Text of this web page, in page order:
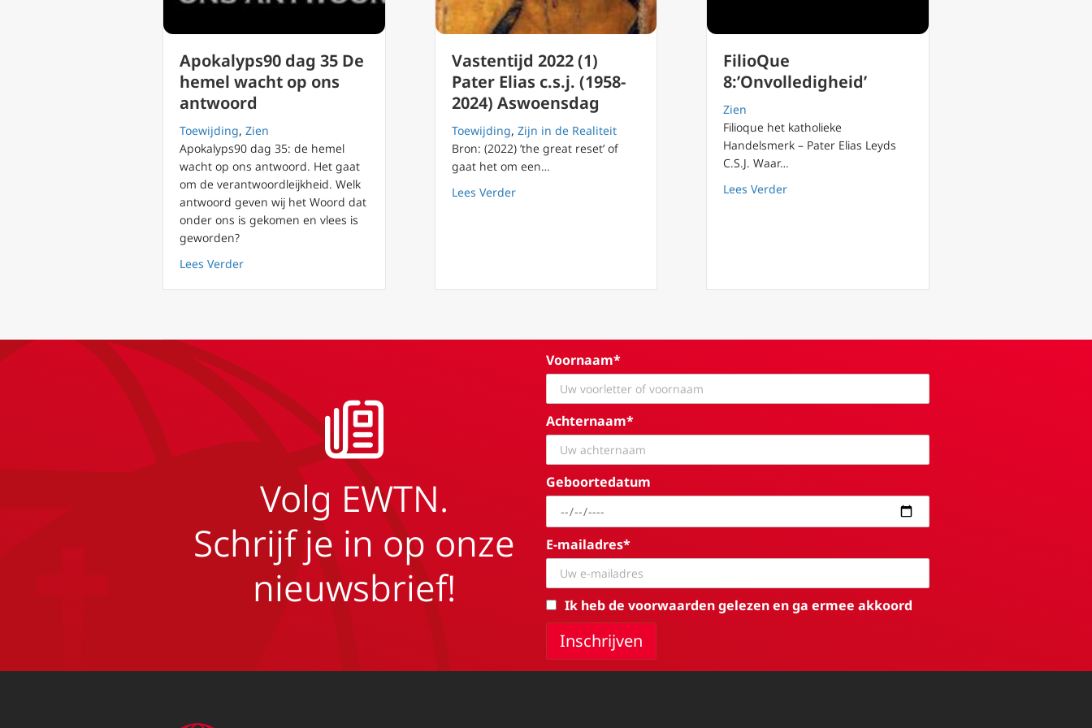
Apokalyps90 dag 35 De
hemel wacht op ons
antwoord
Toewijding, Zien
Apokalyps90 dag 35: de hemel
wacht op ons antwoord. Het gaat
om de verantwoordleijkheid. Welk
antwoord geven wij het Woord dat
onder ons is gekomen en vlees is
geworden?
Lees Verderabout Apokalyps90 dag 35 De hemel wacht op ons antwoord
Vastentijd 2022 (1)
Pater Elias c.s.j. (1958-
2024) Aswoensdag
Toewijding, Zijn in de Realiteit
Bron: (2022) ’the great reset’ of
gaat het om een…
Lees Verderabout Vastentijd 2022 (1) Pater Elias c.s.j. (1958-2024) Aswoensdag
FilioQue
8:’Onvolledigheid’
Zien
Filioque het katholieke
Handelsmerk – Pater Elias Leyds
C.S.J. Waar…
Lees Verderabout FilioQue 8:’Onvolledigheid’
Volg EWTN.
Schrijf je in op onze
nieuwsbrief!
Voornaam*
Achternaam*
Geboortedatum
E-mailadres*
Ik heb de voorwaarden gelezen en ga ermee akkoord